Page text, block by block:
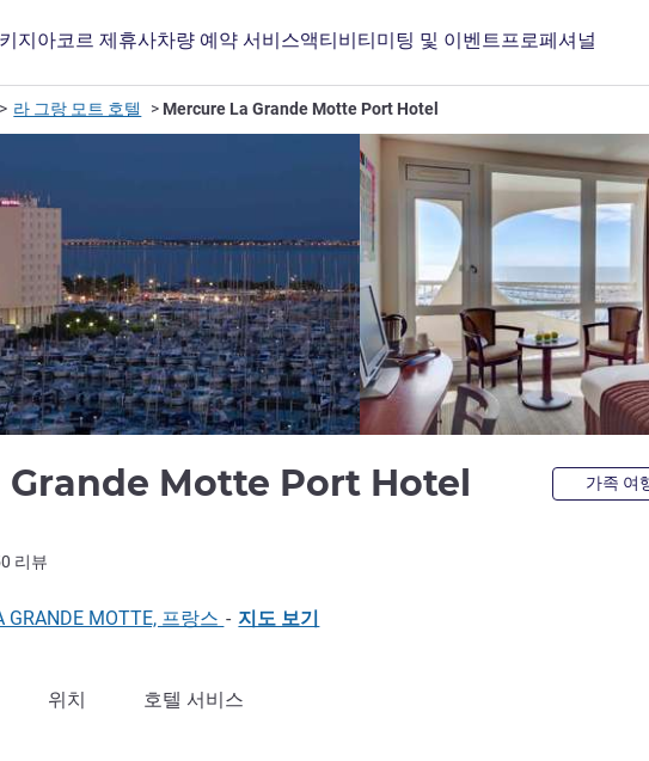
지아코르 제휴사차량 예약 서비스액티비티미팅 및 이벤트 프로페셔널
라 그랑 모트 호텔 Mercure La Grande Motte Port Hotel
Grande Motte Port Hotel
가족 여
리뷰
MOTTE, 프랑스 - 지도 보기
위치 호텔 서비스